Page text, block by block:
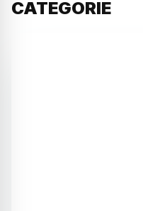
CATEGORIE